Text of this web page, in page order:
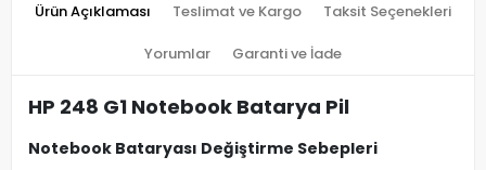
Ürün Açıklaması Teslimat ve Kargo Taksit Seçenekleri
Yorumlar Garanti ve İade
HP 248 G1 Notebook Batarya Pil
Notebook Bataryası Değiştirme Sebepleri